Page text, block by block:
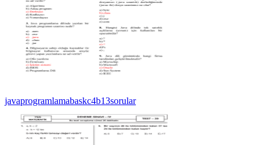
javaprogramlamabaskc4b13sorular